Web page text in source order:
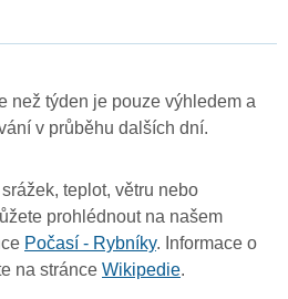
než týden je pouze výhledem a
v průběhu dalších dní.
teplot, větru nebo
prohlédnout na našem
Počasí - Rybníky. Informace o
na stránce Wikipedie.